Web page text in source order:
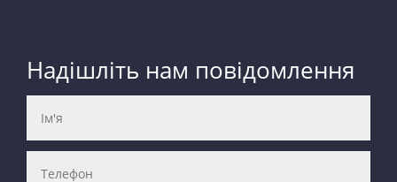
Надішліть нам повідомлення